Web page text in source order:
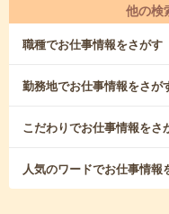
他の検
職種でお仕事情報をさがす
勤務地でお仕事情報をさが
こだわりでお仕事情報をさ
人気のワードでお仕事情報